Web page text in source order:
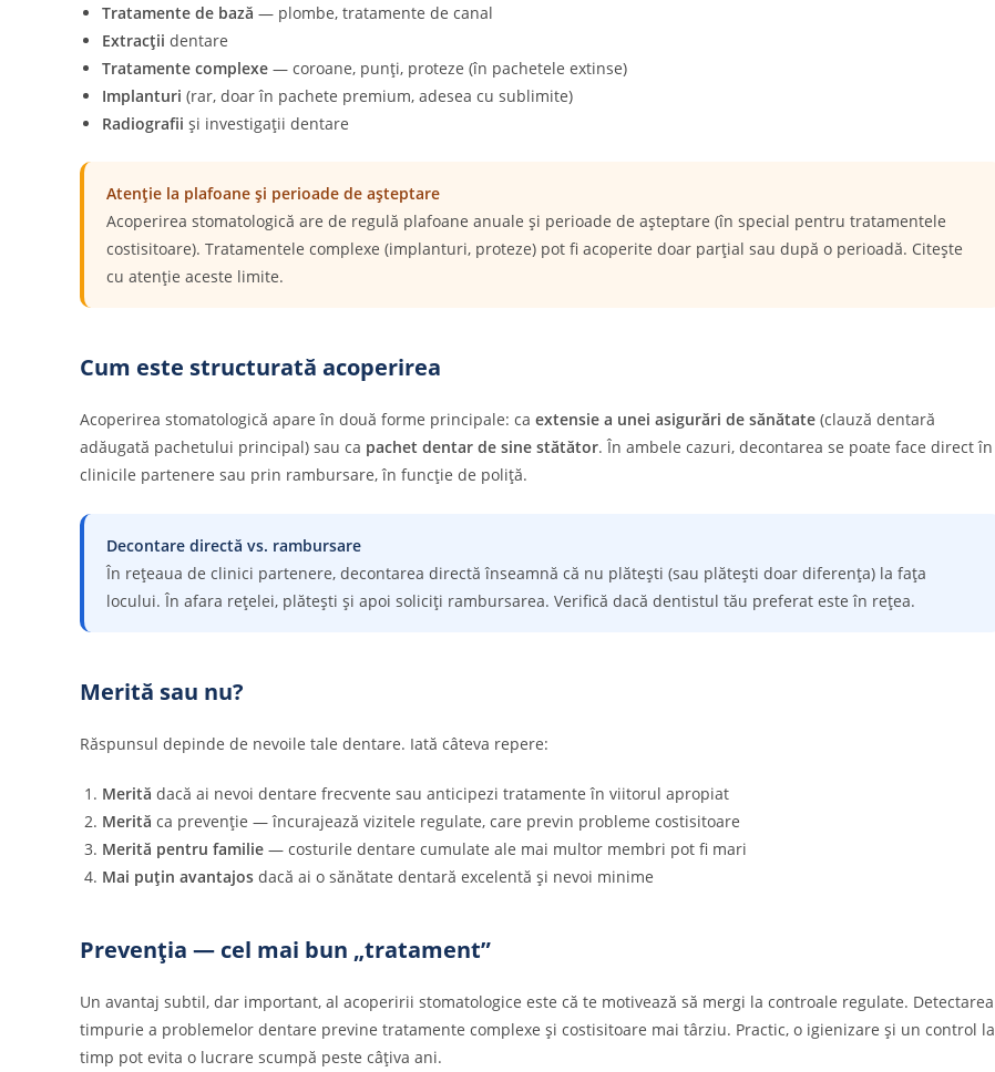
Tratamente de bază — plombe, tratamente de canal
Extracții dentare
Tratamente complexe — coroane, punți, proteze (în pachetele extinse)
Implanturi (rar, doar în pachete premium, adesea cu sublimite)
Radiografii și investigații dentare
Atenție la plafoane și perioade de așteptare
Acoperirea stomatologică are de regulă plafoane anuale și perioade de așteptare (în special pentru tratamentele
costisitoare). Tratamentele complexe (implanturi, proteze) pot fi acoperite doar parțial sau după o perioadă. Citește
cu atenție aceste limite.
Cum este structurată acoperirea
Acoperirea stomatologică apare în două forme principale: ca extensie a unei asigurări de sănătate (clauză dentară
adăugată pachetului principal) sau ca pachet dentar de sine stătător. În ambele cazuri, decontarea se poate face direct în
clinicile partenere sau prin rambursare, în funcție de poliță.
Decontare directă vs. rambursare
În rețeaua de clinici partenere, decontarea directă înseamnă că nu plătești (sau plătești doar diferența) la fața
locului. În afara rețelei, plătești și apoi soliciți rambursarea. Verifică dacă dentistul tău preferat este în rețea.
Merită sau nu?
Răspunsul depinde de nevoile tale dentare. Iată câteva repere:
Merită dacă ai nevoi dentare frecvente sau anticipezi tratamente în viitorul apropiat
Merită ca prevenție — încurajează vizitele regulate, care previn probleme costisitoare
Merită pentru familie — costurile dentare cumulate ale mai multor membri pot fi mari
Mai puțin avantajos dacă ai o sănătate dentară excelentă și nevoi minime
Prevenția — cel mai bun „tratament”
Un avantaj subtil, dar important, al acoperirii stomatologice este că te motivează să mergi la controale regulate. Detectarea
timpurie a problemelor dentare previne tratamente complexe și costisitoare mai târziu. Practic, o igienizare și un control la
timp pot evita o lucrare scumpă peste câțiva ani.